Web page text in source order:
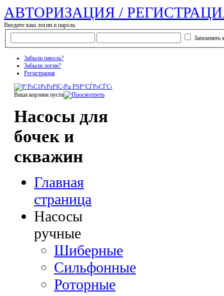
АВТОРИЗАЦИЯ /
Введите ваш логин и пароль
Запомнить
Забыли пароль?
Забыли логин?
Регистрация
Ваша корзина пуста
Насосы для
бочек и
скважин
Главная
страница
Насосы
ручные
Шиберные
Сильфонные
Роторные